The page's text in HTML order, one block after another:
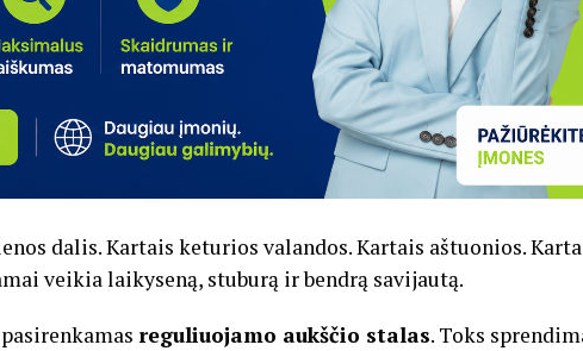
dalis.Kartais keturios valandos.Kartais aštuonios.
veikialaikyseną, stuburą irbendrą savijautą.
pasirenkamas reguliuojamo aukščio stalas. Toks